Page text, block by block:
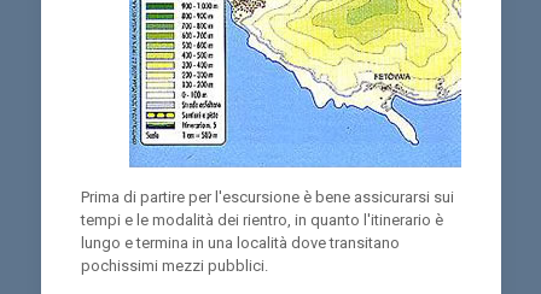
Prima di partire per l'escursione è bene assicurarsi sui
tempi e le modalità dei rientro, in quanto l'itinerario è
lungo e termina in una località dove transitano
pochissimi mezzi pubblici.